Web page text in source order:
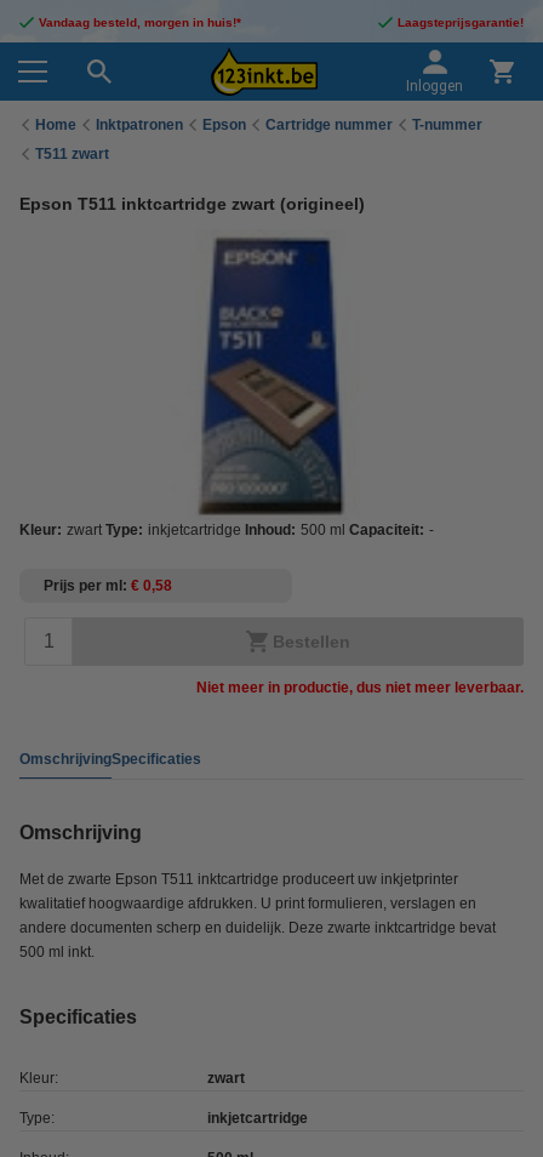
Vandaag besteld, morgen in huis!* Laagsteprijsgarantie!
Inloggen
Home Inktpatronen Epson Cartridge nummer
T-nummer
T511 zwart
Epson T511 inktcartridge zwart (origineel)
Kleur: zwart Type: inkjetcartridge Inhoud: 500 ml Capaciteit: -
Prijs per ml € 0,58
Bestellen
Niet meer in productie, dus niet meer leverbaar.
OmschrijvingSpecificaties
Omschrijving
Met de zwarte Epson T511 inktcartridge produceert uw inkjetprinter
kwalitatief hoogwaardige afdrukken. U print formulieren, verslagen en
andere documenten scherp en duidelijk. Deze zwarte inktcartridge bevat
500 ml inkt.
Specificaties
Kleur: zwart
Type: inkjetcartridge